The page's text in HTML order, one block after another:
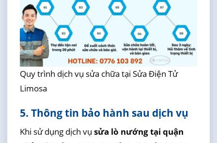
Quy trình dịch vụ sửa chữa tại Sửa Điện Tử
Limosa
5. Thông tin bảo hành sau dịch vụ
Khi sử dụng dịch vụ sửa lò nướng tại quận